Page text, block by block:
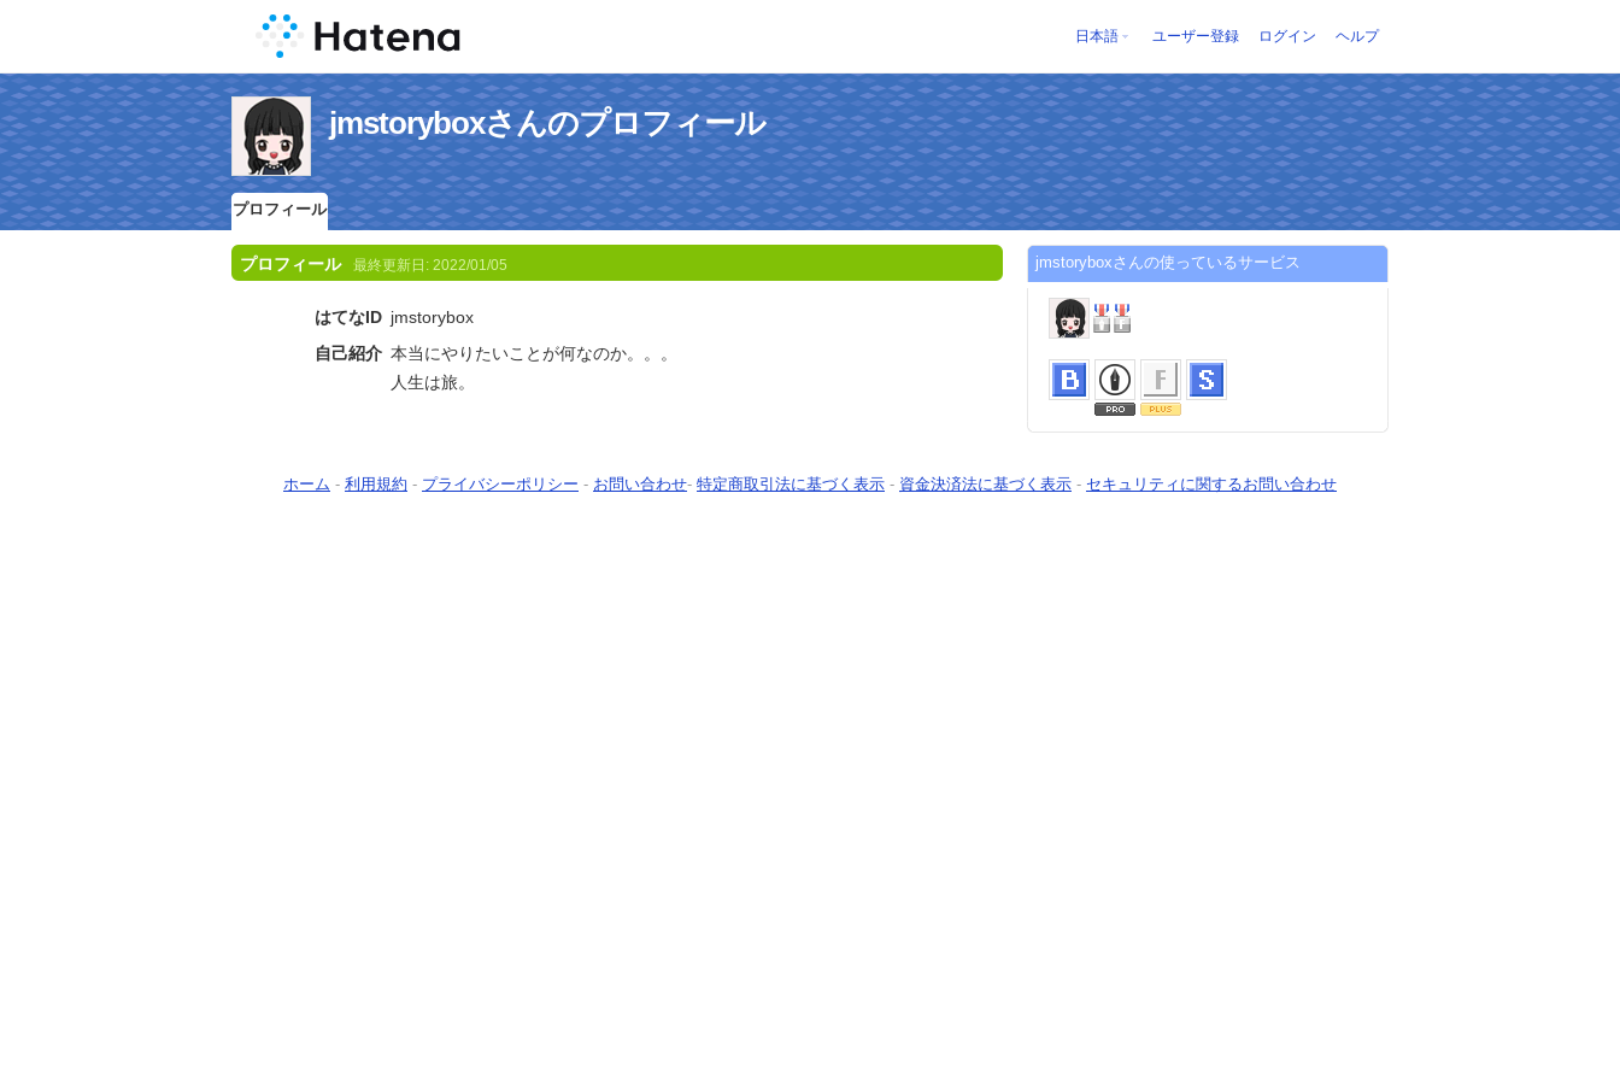
日本語 ユーザー登録 ログイン ヘルプ
jmstoryboxさんのプロフィール
プロフィール
プロフィール 最終更新日: 2022/01/05
はてなID jmstorybox
自己紹介 本当にやりたいことが何なのか。。。
人生は旅。
jmstoryboxさんの使っているサービス
ホーム - 利用規約 - プライバシーポリシー - お問い合わせ- 特定商取引法に基づく表示 - 資金決済法に基づく表示 - セキュリティに関するお問い合わせ